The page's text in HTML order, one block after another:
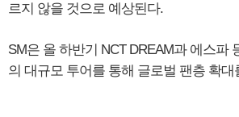
르지 않을 것으로 예상된다.
SM은 올 하반기 NCT DREAM과 에스파
의 대규모 투어를 통해 글로벌 팬층 확대